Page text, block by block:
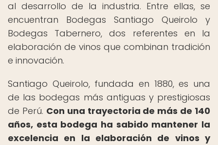
al desarrollo de la industria. Entre ellas, se
encuentran Bodegas Santiago Queirolo y
Bodegas Tabernero, dos referentes en la
elaboración de vinos que combinan tradición
e innovación.
Santiago Queirolo, fundada en 1880, es una
de las bodegas más antiguas y prestigiosas
de Perú. Con una trayectoria de más de 140
años, esta bodega ha sabido mantener la
excelencia en la elaboración de vinos y